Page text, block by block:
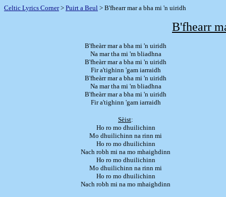
Celtic Lyrics Corner> Puirt a Beul > B'fhearr mar a bha mi 'n uiridh
B'fhearr
B'fheàrr mar a bha mi 'n uiridh
Na mar tha mi 'm bliadhna
B'fheàrr mar a bha mi 'n uiridh
Fir a'tighinn 'gam iarraidh
B'fheàrr mar a bha mi 'n uiridh
Na mar tha mi 'm bliadhna
B'fheàrr mar a bha mi 'n uiridh
Fir a'tighinn 'gam iarraidh
Sèist:
Ho ro mo dhuilichinn
Mo dhuilichinn na rinn mi
Ho ro mo dhuilichinn
Nach robh mi na mo mhaighdinn
Ho ro mo dhuilichinn
Mo dhuilichinn na rinn mi
Ho ro mo dhuilichinn
Nach robh mi na mo mhaighdinn